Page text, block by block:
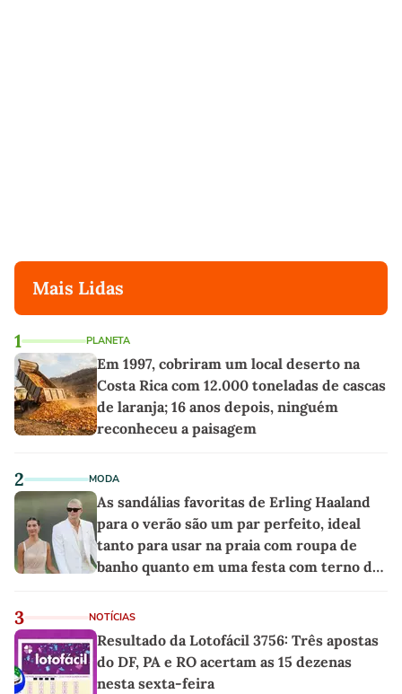
Mais Lidas
1 PLANETA
Em 1997, cobriram um local deserto na
Costa Rica com 12.000 toneladas de cascas
de laranja; 16 anos depois, ninguém
reconheceu a paisagem
2 MODA
As sandálias favoritas de Erling Haaland
para o verão são um par perfeito, ideal
tanto para usar na praia com roupa de
banho quanto em uma festa com terno de
3 NOTÍCIAS
Resultado da Lotofácil 3756: Três apostas
do DF, PA e RO acertam as 15 dezenas
nesta sexta-feira